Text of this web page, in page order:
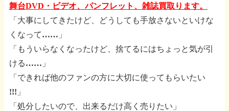
舞台DVD・ビデオ、パンフレット、雑誌買取ります。
「大事にしてきたけど、どうしても手放さないといけな
くなって……」
「もういらなくなったけど、捨てるにはちょっと気が引
ける……」
「できれば他のファンの方に大切に使ってもらいたい
!!!」
「処分したいので、出来るだけ高く売りたい」